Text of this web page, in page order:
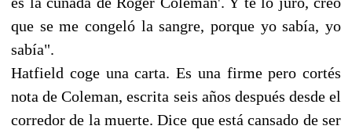
que se me congeló la sangre, porque yo sabía, yo
sabía".
Hatfield coge una carta. Es una firme pero cortés
nota de Coleman, escrita seis años después desde el
corredor de la muerte. Dice que está cansado de ser